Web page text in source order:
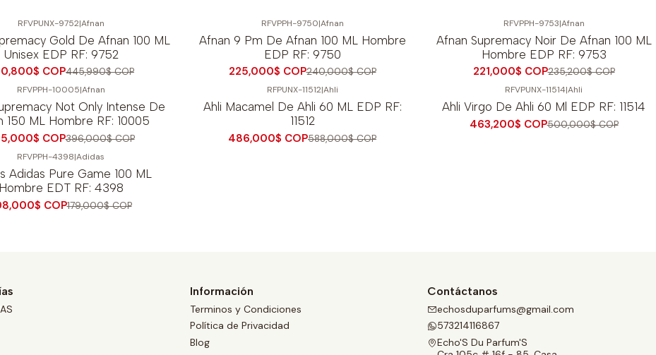
RFVPUNX-9752|Afnan
Gold De Afnan 100 ML
Unisex EDP RF: 9752
COP445,990$ COP
RFVPPH-9750|Afnan
Afnan 9 Pm De Afnan 100 ML Hombre
EDP RF: 9750
225,000$ COP240,000$ COP
RFVPPH-9753|Afnan
Afnan Supremacy Noir De Afnan 100 ML
Hombre EDP RF: 9753
221,000$ COP235,200$ COP
RFVPPH-10005|Afnan
Not Only Intense De
150 ML Hombre RF: 10005
COP396,000$ COP
RFPUNX-11512|Ahli
Ahli Macamel De Ahli 60 ML EDP RF:
11512
486,000$ COP588,000$ COP
RFVPUNX-11514|Ahli
Ahli Virgo De Ahli 60 Ml EDP RF: 11514
463,200$ COP500,000$ COP
RFVPPH-4398|Adidas
Adidas Pure Game 100 ML
Hombre EDT RF: 4398
COP179,000$ COP
Información
Terminos y Condiciones
Política de Privacidad
Blog
Contáctanos
echosduparfums@gmail.com
573214116867
Echo'S Du Parfum'S